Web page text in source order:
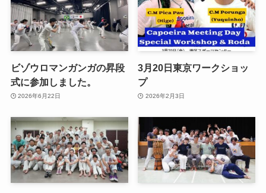
ビゾウロマンガンガの昇段
式に参加しました。
2026年6月22日
3月20日東京ワークショッ
プ
2026年2月3日